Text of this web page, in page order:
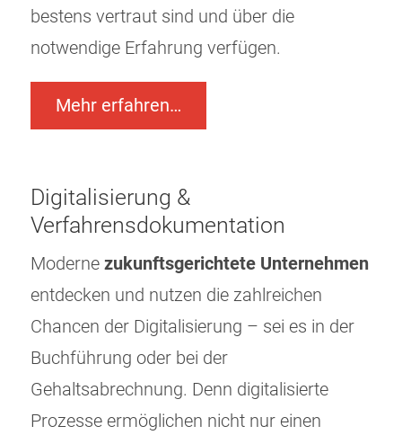
bestens vertraut sind und über die
notwendige Erfahrung verfügen.
Mehr erfahren…
Digitalisierung &
Verfahrensdokumentation
Moderne zukunftsgerichtete Unternehmen
entdecken und nutzen die zahlreichen
Chancen der Digitalisierung – sei es in der
Buchführung oder bei der
Gehaltsabrechnung. Denn digitalisierte
Prozesse ermöglichen nicht nur einen